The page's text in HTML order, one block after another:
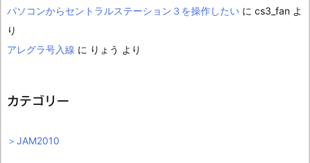
パソコンからセントラルステーション３を操作したい に cs3_fan よ
り
アレグラ号入線 に りょう より
カテゴリー
＞JAM2010